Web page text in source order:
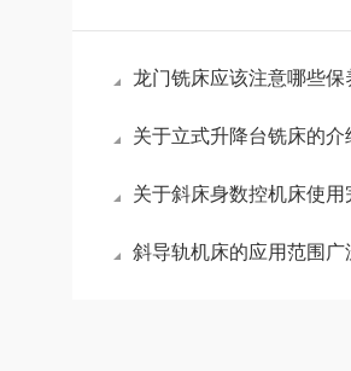
龙门铣床应该注意哪些保养，可以延长
关于立式升降台铣床的介绍，不妨来看
关于斜床身数控机床使用完后的日常检查你
斜导轨机床的应用范围广泛，主要包括以下几